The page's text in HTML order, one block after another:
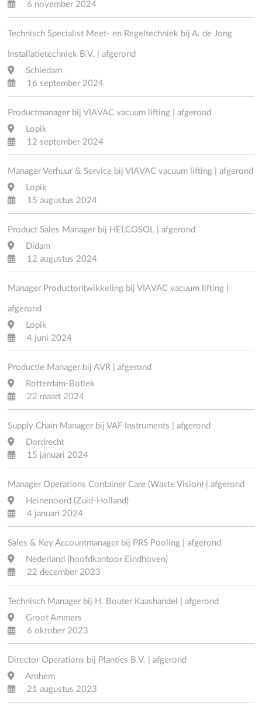
6 november 2024
Technisch Specialist Meet- en Regeltechniek bij A. de Jong
Installatietechniek B.V. | afgerond
Schiedam
16 september 2024
Productmanager bij VIAVAC vacuum lifting | afgerond
Lopik
12 september 2024
Manager Verhuur & Service bij VIAVAC vacuum lifting | afgerond
Lopik
15 augustus 2024
Product Sales Manager bij HELCOSOL | afgerond
Didam
12 augustus 2024
Manager Productontwikkeling bij VIAVAC vacuum lifting |
afgerond
Lopik
4 juni 2024
Productie Manager bij AVR | afgerond
Rotterdam-Botlek
22 maart 2024
Supply Chain Manager bij VAF Instruments | afgerond
Dordrecht
15 januari 2024
Manager Operations Container Care (Waste Vision) | afgerond
Heinenoord (Zuid-Holland)
4 januari 2024
Sales & Key Accountmanager bij PRS Pooling | afgerond
Nederland (hoofdkantoor Eindhoven)
22 december 2023
Technisch Manager bij H. Bouter Kaashandel | afgerond
Groot Ammers
6 oktober 2023
Director Operations bij Plantics B.V. | afgerond
Arnhem
21 augustus 2023